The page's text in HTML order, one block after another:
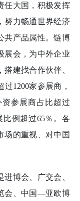
任大国，积极发挥
努力畅通世界经济
共产品属性。链博
展会，为中外企业
建找合作伙伴、
1200家参展商，
参展商占比超过
比例超过65％。各
场的重视、对中国
博会、广交会、
会、中国—亚欧博